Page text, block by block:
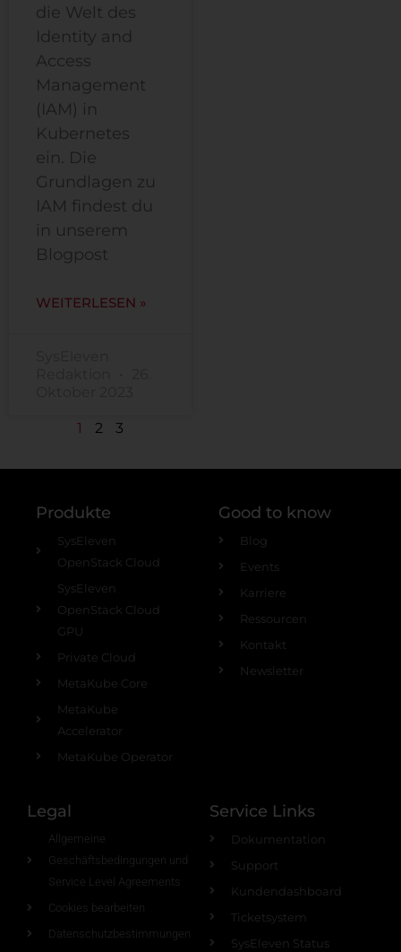
die Welt des
Identity and
Access
Management
(IAM) in
Kubernetes
ein. Die
Grundlagen zu
IAM findest du
in unserem
Blogpost
WEITERLESEN »
1 2 3
Produkte
SysEleven
OpenStack Cloud
SysEleven
OpenStack Cloud
GPU
Private Cloud
MetaKube Core
MetaKube
Accelerator
MetaKube Operator
Good to know
Blog
Events
Karriere
Ressourcen
Kontakt
Newsletter
Legal
Allgemeine
Geschäftsbedingungen und
Service Level Agreements
Cookies bearbeiten
Datenschutzbestimmungen
Service Links
Dokumentation
Support
Kundendashboard
Ticketsystem
SysEleven Status